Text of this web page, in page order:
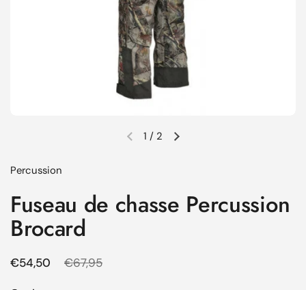
Diapositive précédente
Diapositive suivante
1 / 2
Percussion
Fuseau de chasse Percussion
Brocard
Prix régulier
€54,50 Prix de solde
€67,95